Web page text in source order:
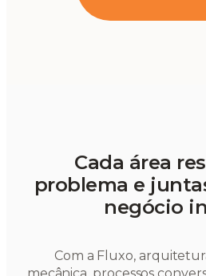
Cada área
problema e
negócio
Com a Fluxo,